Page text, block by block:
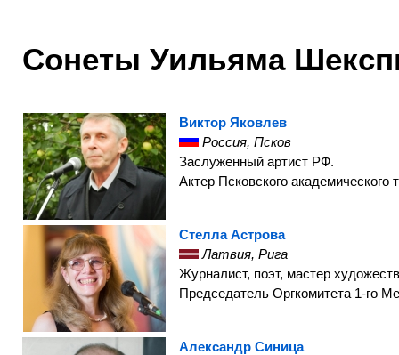
Сонеты Уильяма
Виктор Яковлев
Россия, Псков
Заслуженный артист РФ.
Актер Псковского
Стелла Астрова
Латвия, Рига
Журналист, поэт, мастер
Председатель Оргкомитета 1-го
Александр Синица